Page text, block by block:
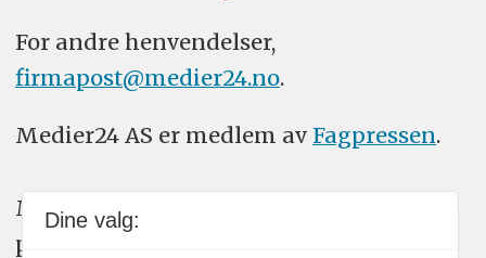
For andre henvendelser,
firmapost@medier24.no.
Medier24 AS er medlem av Fagpressen.
Medier24 arbeider etter Vær Varsom-
plakatens regler for god presseskikk.
Dine valg: